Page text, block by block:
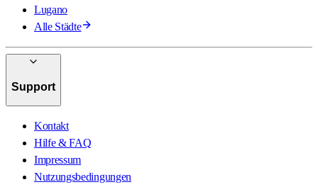
Lugano
Alle Städte
Support
Kontakt
Hilfe & FAQ
Impressum
Nutzungsbedingungen